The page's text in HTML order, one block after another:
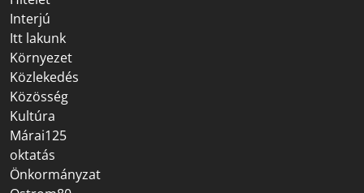
Interjú
Itt lakunk
Környezet
Közlekedés
Közösség
Kultúra
Márai125
oktatás
Önkormányzat